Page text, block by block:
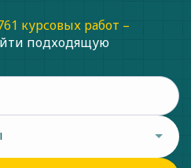
курсовых работ –
подходящую